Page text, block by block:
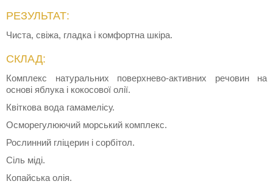
РЕЗУЛЬТАТ:
Чиста, свіжа, гладка і комфортна шкіра.
СКЛАД:
Комплекс натуральних поверхнево-активних речовин на
основі яблука і кокосової олії.
Квіткова вода гамамелісу.
Осморегулюючий морський комплекс.
Рослинний гліцерин і сорбітол.
Сіль міді.
Копайська олія.